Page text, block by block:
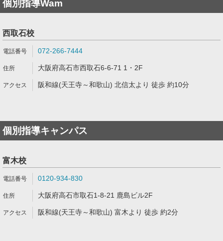
個別指導Wam
西取石校
072-266-7444
大阪府高石市西取石6-6-71 1・2F
阪和線(天王寺～和歌山) 北信太より 徒歩 約10分
個別指導キャンパス
富木校
0120-934-830
大阪府高石市取石1-8-21 鹿島ビル2F
阪和線(天王寺～和歌山) 富木より 徒歩 約2分